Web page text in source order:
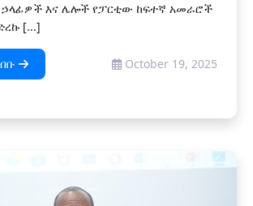
እና ሌሎች የፓርቲው ከፍተኛ አመራሮች
[...]
October 19, 2025